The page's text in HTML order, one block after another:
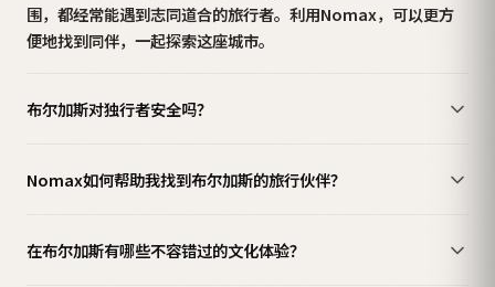
围，都经常能遇到志同道合的旅行者。利用Nomax，可以更方
便地找到同伴，一起探索这座城市。
布尔加斯对独行者安全吗？
Nomax如何帮助我找到布尔加斯的旅行伙伴？
在布尔加斯有哪些不容错过的文化体验？